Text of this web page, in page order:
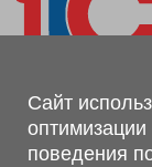
Магазин,
г. Минск,
223062
Сайт
поведения